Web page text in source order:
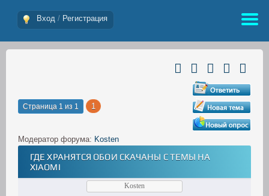
Вход / Регистрация
Страница 1 из 1 1
Модератор форума: Kosten
ГДЕ ХРАНЯТСЯ ОБОИ СКАЧАНЫ С ТЕМЫ НА
XIAOMI
Kosten